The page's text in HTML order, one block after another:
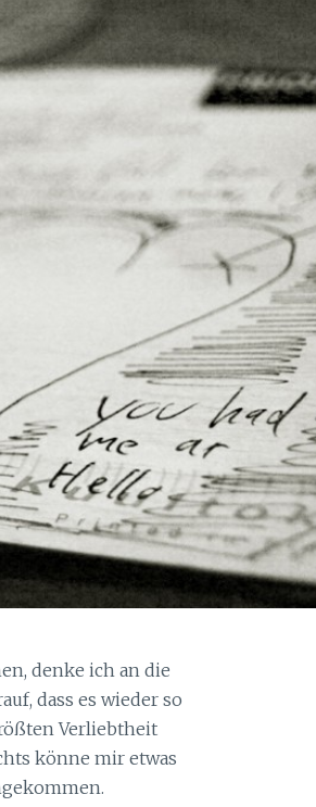
denke ich an die
dass es wieder so
Verliebtheit
könne mir etwas